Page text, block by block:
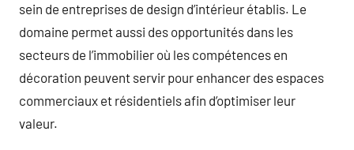
sein de entreprises de design d’intérieur établis. Le
domaine permet aussi des opportunités dans les
secteurs de l’immobilier où les compétences en
décoration peuvent servir pour enhancer des espaces
commerciaux et résidentiels afin d’optimiser leur
valeur.